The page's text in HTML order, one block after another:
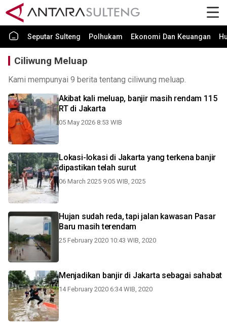
Seputar Sulteng Polhukam Ekonomi Dan Keuangan
Ciliwung Meluap
Kami mempunyai 9 berita tentang ciliwung meluap.
Akibat kali meluap, banjir masih rendam 115
RT di Jakarta
05 May 2026 8:53 WIB
Lokasi-lokasi di Jakarta yang terkena banjir
dipastikan telah surut
06 March 2025 9:05 WIB, 2025
Hujan sudah reda, tapi jalan kawasan Pasar
Baru masih terendam
25 February 2020 10:43 WIB, 2020
Menjadikan banjir di Jakarta sebagai sahabat
14 February 2020 6:34 WIB, 2020